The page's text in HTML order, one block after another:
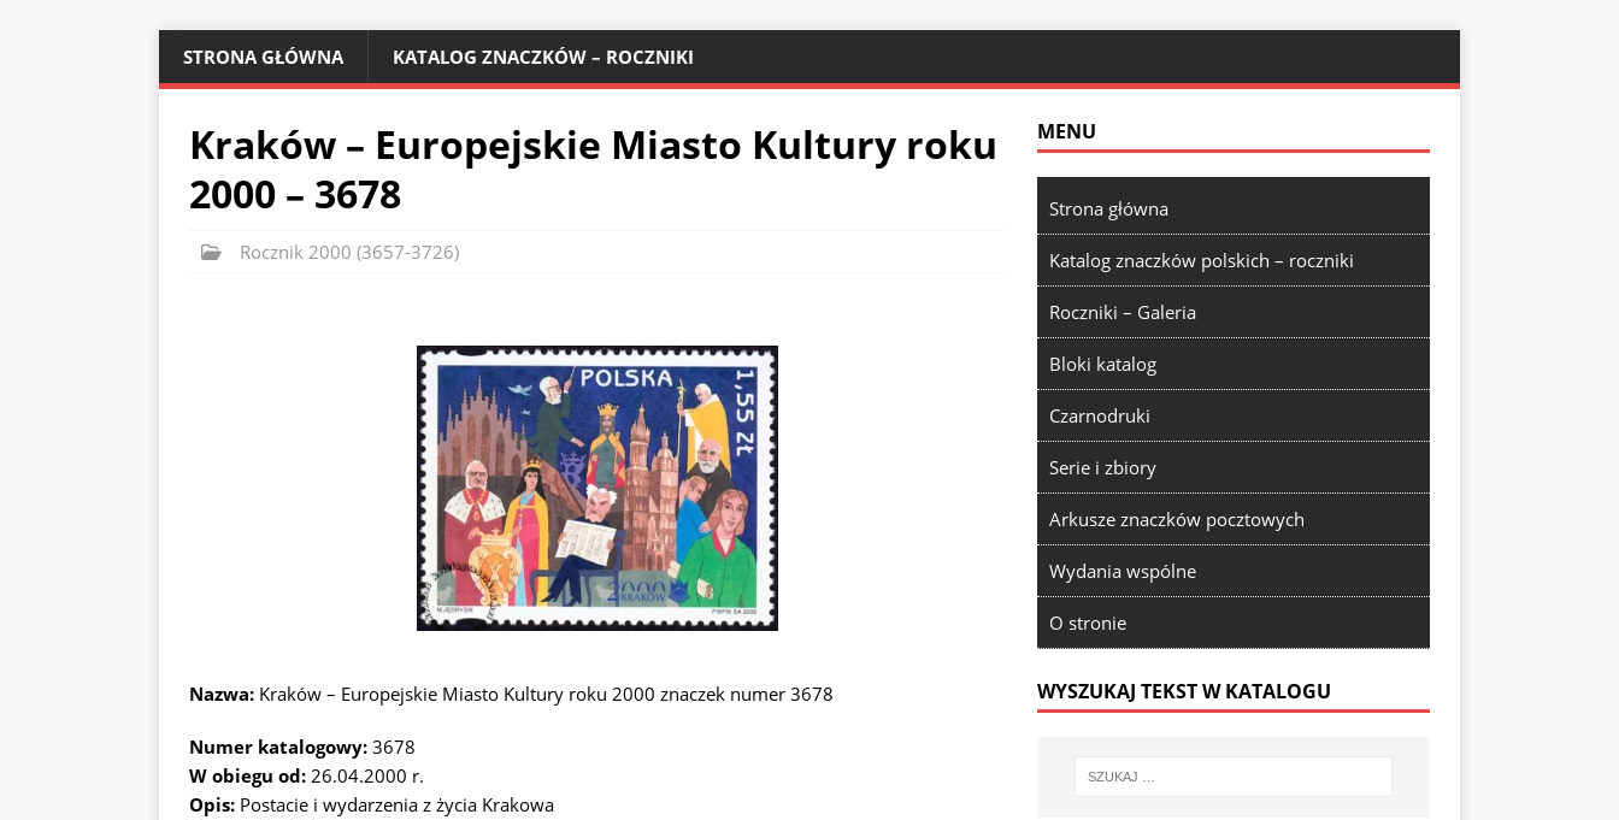
STRONA GŁÓWNA KATALOG ZNACZKÓW – ROCZNIKI
Kraków – Europejskie Miasto Kultury roku
2000 – 3678
Rocznik 2000 (3657-3726)
Nazwa: Kraków – Europejskie Miasto Kultury roku 2000 znaczek numer 3678
Numer katalogowy: 3678
W obiegu od: 26.04.2000 r.
Opis: Postacie i wydarzenia z życia Krakowa
MENU
Strona główna
Katalog znaczków polskich – roczniki
Roczniki – Galeria
Bloki katalog
Czarnodruki
Serie i zbiory
Arkusze znaczków pocztowych
Wydania wspólne
O stronie
WYSZUKAJ TEKST W KATALOGU